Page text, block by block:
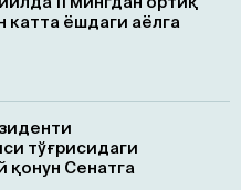
катта ёшдаги аёлга
тўғрисидаги
қонун Сенатга